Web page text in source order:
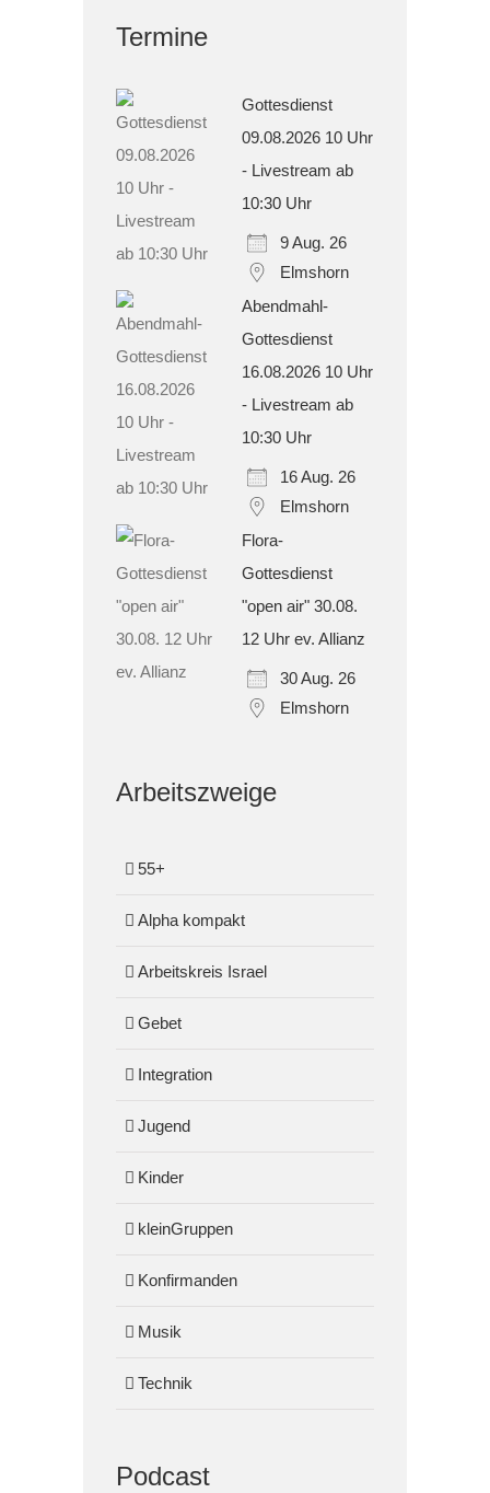
Termine
Gottesdienst
09.08.2026 10 Uhr
- Livestream ab
10:30 Uhr
9 Aug. 26
Elmshorn
Abendmahl-
Gottesdienst
16.08.2026 10 Uhr
- Livestream ab
10:30 Uhr
16 Aug. 26
Elmshorn
Flora-
Gottesdienst
"open air" 30.08.
12 Uhr ev. Allianz
30 Aug. 26
Elmshorn
Arbeitszweige
55+
Alpha kompakt
Arbeitskreis Israel
Gebet
Integration
Jugend
Kinder
kleinGruppen
Konfirmanden
Musik
Technik
Podcast